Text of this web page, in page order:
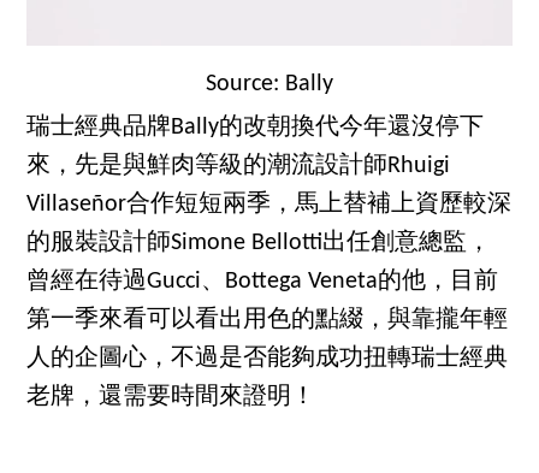
Source: Bally
瑞士經典品牌Bally的改朝換代今年還沒停下
來，先是與鮮肉等級的潮流設計師Rhuigi
Villaseñor合作短短兩季，馬上替補上資歷較深
的服裝設計師Simone Bellotti出任創意總監，
曾經在待過Gucci、Bottega Veneta的他，目前
第一季來看可以看出用色的點綴，與靠攏年輕
人的企圖心，不過是否能夠成功扭轉瑞士經典
老牌，還需要時間來證明！